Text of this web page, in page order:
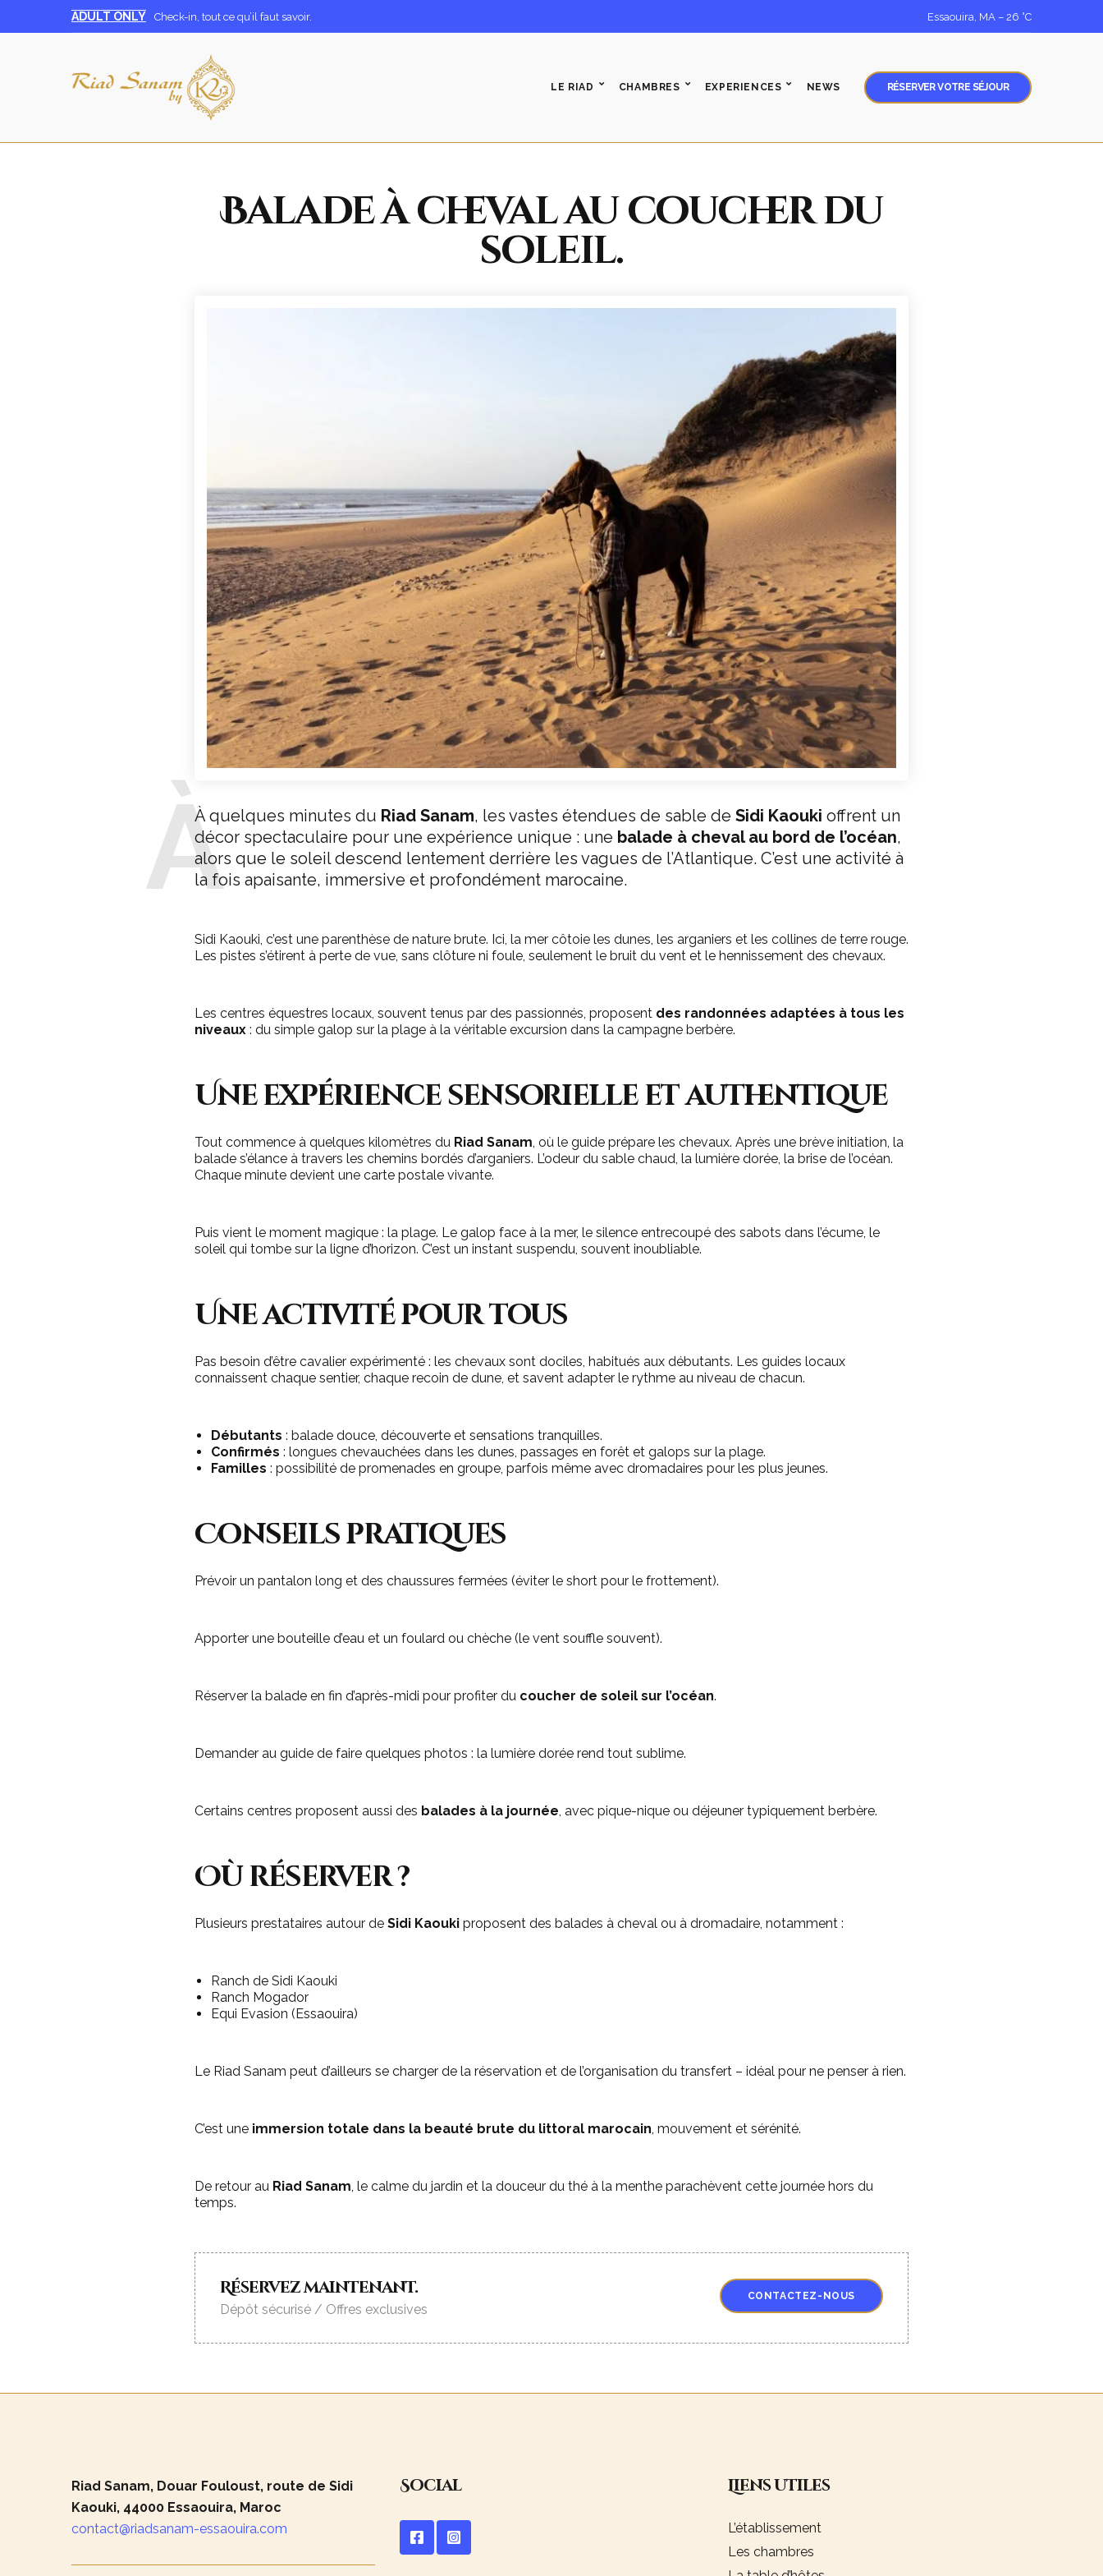
ADULT ONLY Check-in, tout ce qu’il faut savoir. Essaouira, MA – 26 C
LE RIAD CHAMBRES EXPERIENCES NEWS RÉSERVER VOTRE SÉJOUR
Balade à cheval au coucher du
soleil.
ÀÀ quelques minutes du Riad Sanam, les vastes étendues de sable de Sidi Kaouki offrent un
décor spectaculaire pour une expérience unique : une balade à cheval au bord de l’océan,
alors que le soleil descend lentement derrière les vagues de l’Atlantique. C’est une activité à
la fois apaisante, immersive et profondément marocaine.
Sidi Kaouki, c’est une parenthèse de nature brute. Ici, la mer côtoie les dunes, les arganiers et les collines de terre rouge.
Les pistes s’étirent à perte de vue, sans clôture ni foule, seulement le bruit du vent et le hennissement des chevaux.
Les centres équestres locaux, souvent tenus par des passionnés, proposent des randonnées adaptées à tous les
niveaux : du simple galop sur la plage à la véritable excursion dans la campagne berbère.
Une expérience sensorielle et authentique
Tout commence à quelques kilomètres du Riad Sanam , où le guide prépare les chevaux. Après une brève initiation, la
balade s’élance à travers les chemins bordés d’arganiers. L’odeur du sable chaud, la lumière dorée, la brise de l’océan.
Chaque minute devient une carte postale vivante.
Puis vient le moment magique : la plage. Le galop face à la mer, le silence entrecoupé des sabots dans l’écume, le
soleil qui tombe sur la ligne d’horizon. C’est un instant suspendu, souvent inoubliable.
Une activité pour tous
Pas besoin d’être cavalier expérimenté : les chevaux sont dociles, habitués aux débutants. Les guides locaux
connaissent chaque sentier, chaque recoin de dune, et savent adapter le rythme au niveau de chacun.
Débutants : balade douce, découverte et sensations tranquilles.
Confirmés : longues chevauchées dans les dunes, passages en forêt et galops sur la plage.
Familles : possibilité de promenades en groupe, parfois même avec dromadaires pour les plus jeunes.
Conseils pratiques
Prévoir un pantalon long et des chaussures fermées (éviter le short pour le frottement).
Apporter une bouteille d’eau et un foulard ou chèche (le vent souffle souvent).
Réserver la balade en fin d’après-midi pour profiter du coucher de soleil sur l’océan.
Demander au guide de faire quelques photos : la lumière dorée rend tout sublime.
Certains centres proposent aussi des balades à la journée , avec pique-nique ou déjeuner typiquement berbère.
Où réserver ?
Plusieurs prestataires autour de Sidi Kaouki proposent des balades à cheval ou à dromadaire, notamment :
Ranch de Sidi Kaouki
Ranch Mogador
Equi Evasion (Essaouira)
Le Riad Sanam peut d’ailleurs se charger de la réservation et de l’organisation du transfert – idéal pour ne penser à rien.
C’est une immersion totale dans la beauté brute du littoral marocain , mouvement et sérénité.
De retour au Riad Sanam , le calme du jardin et la douceur du thé à la menthe parachèvent cette journée hors du
temps.
Réservez maintenant.
Dépôt sécurisé / Offres exclusives
CONTACTEZ-NOUS
Riad Sanam, Douar Fouloust, route de Sidi
Kaouki, 44000 Essaouira, Maroc
contact@riadsanam-essaouira.com
Social Liens utiles
L’établissement
Les chambres